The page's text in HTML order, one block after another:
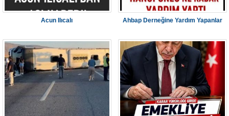
Acun Ilıcalı Ahbap Derneğine Yardım Yapanlar